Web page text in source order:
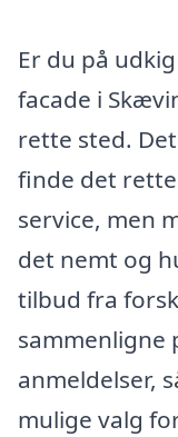
Er du på
facade i
rette sted.
finde det
service, men
det nemt og
tilbud fra
sammenligne
anmeldelser,
mulige valg